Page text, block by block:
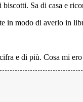
Sa di casa e
in modo di averlo in
e di più. Cosa mi